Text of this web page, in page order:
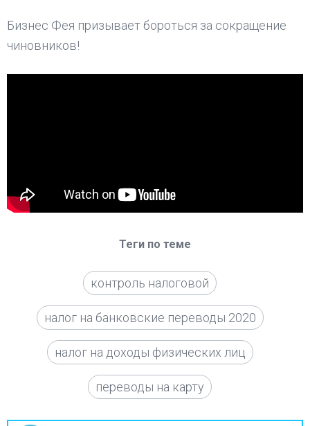
Бизнес Фея призывает бороться за сокращение
чиновников!
Теги по теме
контроль налоговой
налог на банковские переводы 2020
налог на доходы физических лиц
переводы на карту